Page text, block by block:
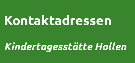
Kontaktadressen
Kindertagesstätte Hollen